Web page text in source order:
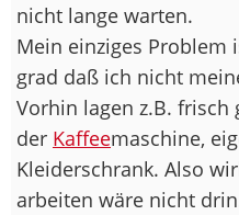
nicht lange warten.
Mein einziges Problem
grad daß ich nicht
Vorhin lagen z.B.
der Kaffeemaschine,
Kleiderschrank. Also
arbeiten wäre nicht